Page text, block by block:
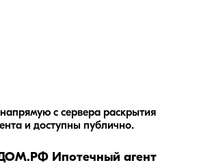
с сервера раскрытия
и доступны публично.
Ипотечный агент